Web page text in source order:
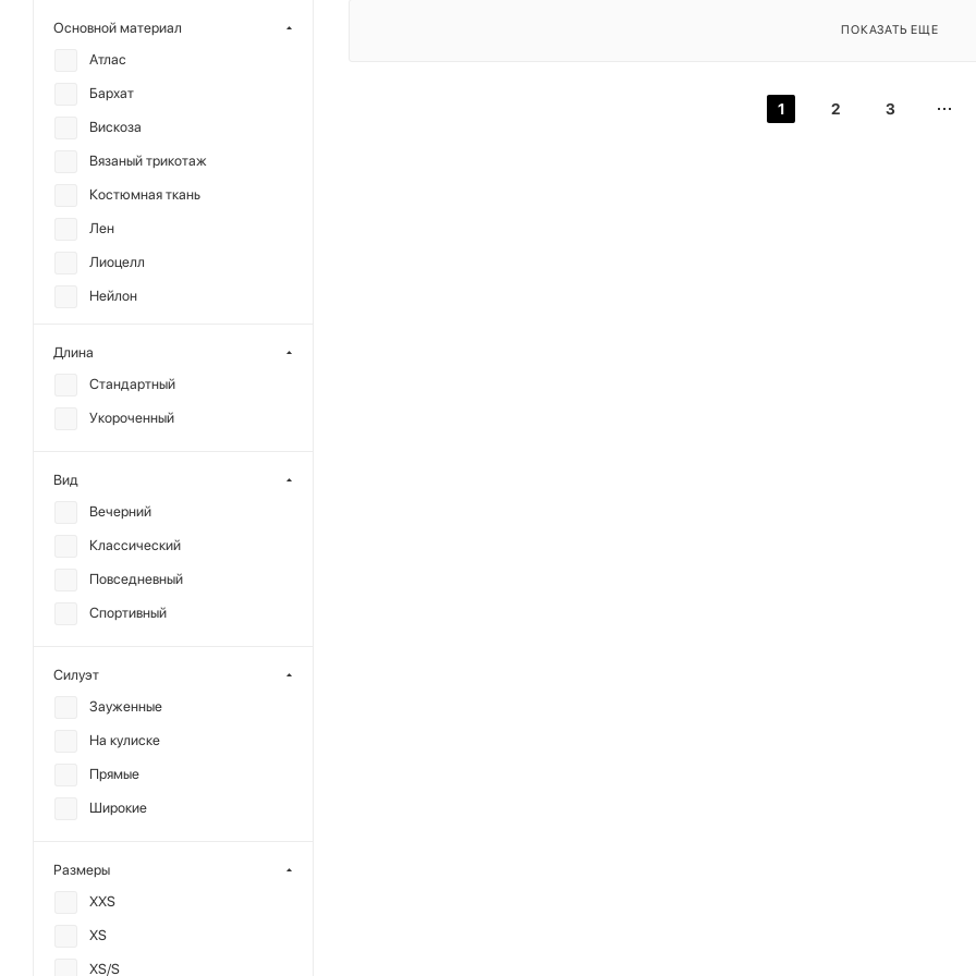
ПОКАЗАТЬ ЕЩЕ
1 2 3
Основной материал
Атлас
Бархат
Вискоза
Вязаный трикотаж
Костюмная ткань
Лен
Лиоцелл
Нейлон
Рами
Длина
Стандартный
Укороченный
Вид
Вечерний
Классический
Повседневный
Спортивный
Силуэт
Зауженные
На кулиске
Прямые
Широкие
Размеры
XXS
XS
XS/S